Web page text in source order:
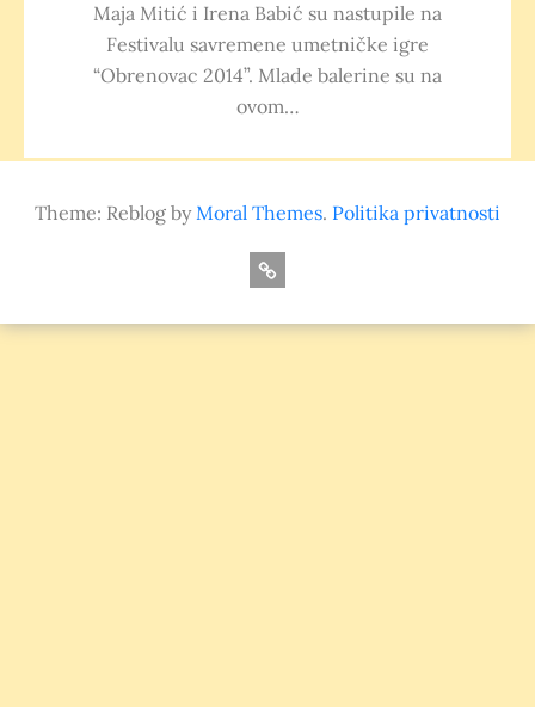
Maja Mitić i Irena Babić su nastupile na
Festivalu savremene umetničke igre
“Obrenovac 2014”. Mlade balerine su na
ovom…
Theme: Reblog byMoral Themes. Politika privatnosti